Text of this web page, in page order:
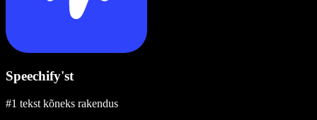
Speechify'st
#1 tekst kõneks rakendus